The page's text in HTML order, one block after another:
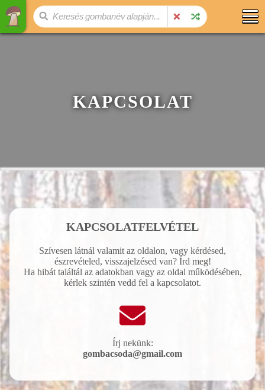
KAPCSOLAT
KAPCSOLATFELVÉTEL
Szívesen látnál valamit az oldalon, vagy kérdésed,
észrevételed, visszajelzésed van? Írd meg!
Ha hibát találtál az adatokban vagy az oldal működésében,
kérlek szintén vedd fel a kapcsolatot.
Írj nekünk:
gombacsoda@gmail.com